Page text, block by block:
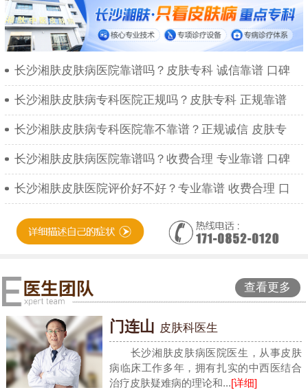
长沙湘肤皮肤病医院靠谱吗？皮肤专科 诚信靠谱 口碑
长沙湘肤皮肤病专科医院正规吗？皮肤专科 正规靠谱
长沙湘肤皮肤病专科医院靠不靠谱？正规诚信 皮肤专
长沙湘肤皮肤病医院靠谱吗？收费合理 专业靠谱 口碑
长沙湘肤皮肤医院评价好不好？专业靠谱 收费合理 口
查看更多
门连山 皮肤科医生
长沙湘肤皮肤病医院医生，从事皮肤
病临床工作多年，拥有扎实的中西医结合
治疗皮肤疑难病的理论和...[详细]